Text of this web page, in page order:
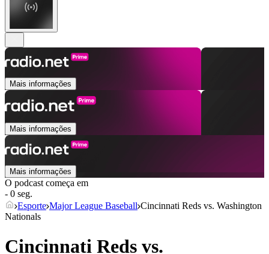
Mais informações
Mais informações
Mais informações
O podcast começa em
- 0 seg.
Esporte Major League Baseball Cincinnati Reds vs. Washington
Nationals
Cincinnati Reds vs.